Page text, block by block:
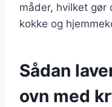
måder, hvilket
kokke og
Sådan
ovn med